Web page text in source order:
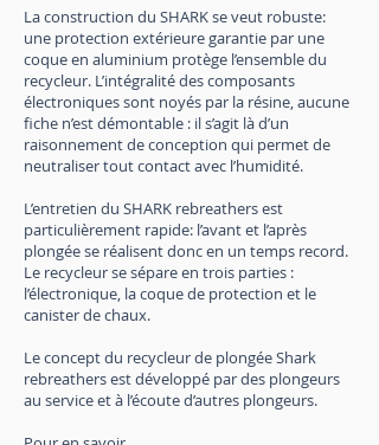
La construction du SHARK se veut robuste:
une protection extérieure garantie par une
coque en aluminium protège l’ensemble du
recycleur. L’intégralité des composants
électroniques sont noyés par la résine, aucune
fiche n’est démontable : il s’agit là d’un
raisonnement de conception qui permet de
neutraliser tout contact avec l’humidité.
L’entretien du SHARK rebreathers est
particulièrement rapide: l’avant et l’après
plongée se réalisent donc en un temps record.
Le recycleur se sépare en trois parties :
l’électronique, la coque de protection et le
canister de chaux.
Le concept du recycleur de plongée Shark
rebreathers est développé par des plongeurs
au service et à l’écoute d’autres plongeurs.